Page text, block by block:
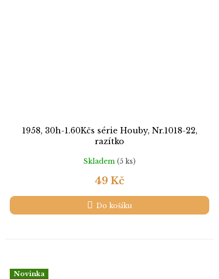
1958, 30h-1.60Kčs série Houby, Nr.1018-22,
razítko
Skladem (5 ks)
49 Kč
Do košíku
Novinka